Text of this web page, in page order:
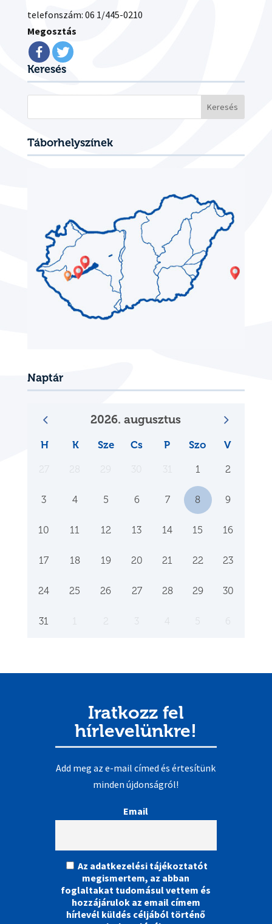
telefonszám: 06 1/445-0210
Megosztás
Keresés
Táborhelyszínek
Naptár
2026. augusztus
H K Sze Cs P Szo V
1 2
3 4 5 6 7 8 9
10 11 12 13 14 15 16
17 18 19 20 21 22 23
24 25 26 27 28 29 30
31
Iratkozz fel
hírlevelünkre!
Add meg az e-mail címed és értesítünk
minden újdonságról!
Email
Az adatkezelési tájékoztatót
megismertem, az abban
foglaltakat tudomásul vettem és
hozzájárulok az email címem
hírlevél küldés céljából történő